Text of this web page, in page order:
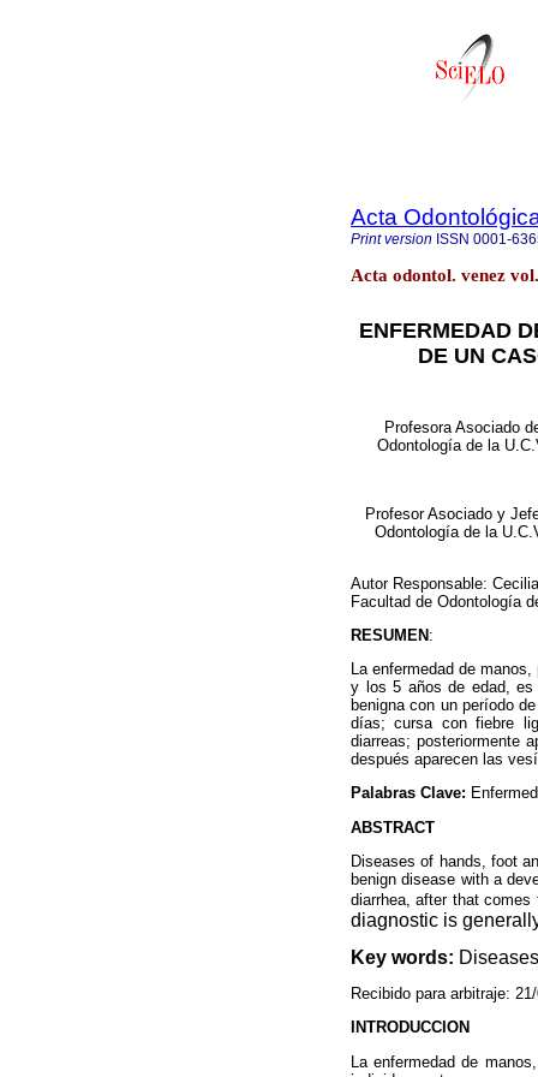
Acta
Print version ISSN 0001-
Acta odontol. venez
ENFERMEDAD
DE UN
Profesora Asociado
Odontología de la
Profesor Asociado y
Odontología de la
Autor Responsable:
Facultad de Odontología
RESUMEN :
La enfermedad de
y los 5 años de edad, es
benigna con un período
días; cursa con fiebre
diarreas; posteriormente
después aparecen las
Palabras Clave:
ABSTRACT
Diseases of hands, foot
benign disease with a
diarrhea, after that
diagnostic is
Key words:
Recibido para arbitraje:
INTRODUCCION
La enfermedad de